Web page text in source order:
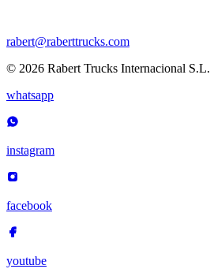
rabert@raberttrucks.com
© 2026 Rabert Trucks Internacional S.L.
whatsapp
instagram
facebook
youtube